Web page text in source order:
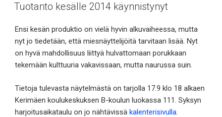
Tuotanto kesälle 2014 käynnistynyt
Ensi kesän produktio on vielä hyvin alkuvaiheessa, mutta
nyt jo tiedetään, että miesnäyttelijöitä tarvitaan lisää. Nyt
on hyvä mahdollisuus liittyä hulvattomaan porukkaan
tekemään kulttuuria vakavissaan, mutta naurussa suin.
Tietoja tulevasta näytelmästä on tarjolla 17.9 klo 18 alkaen
Kerimäen koulukeskuksen B-koulun luokassa 111. Syksyn
harjoitusaikataulu on jo nähtävissä kalenterisivulla.